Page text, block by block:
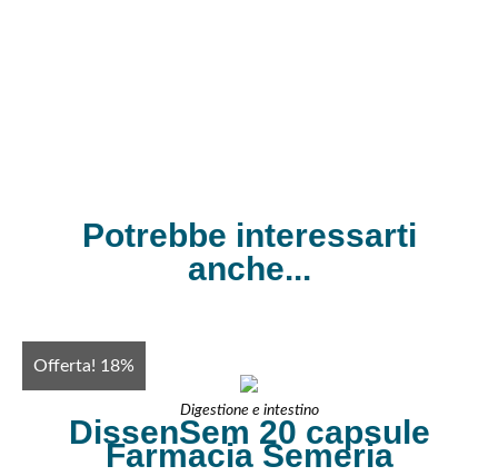
Potrebbe interessarti
anche...
Offerta! 18%
Digestione e intestino
DissenSem 20 capsule
Farmacia Semeria